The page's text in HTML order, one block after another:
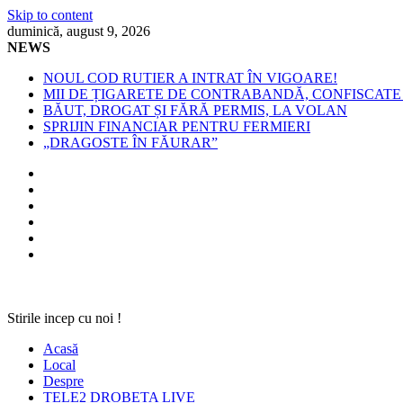
Skip to content
duminică, august 9, 2026
NEWS
NOUL COD RUTIER A INTRAT ÎN VIGOARE!
MII DE ȚIGARETE DE CONTRABANDĂ,
BĂUT, DROGAT ȘI FĂRĂ PERMIS, LA VOLAN
SPRIJIN FINANCIAR PENTRU FERMIERI
„DRAGOSTE ÎN FĂURAR”
Stirile incep cu noi !
Acasă
Local
Despre
TELE2 DROBETA LIVE